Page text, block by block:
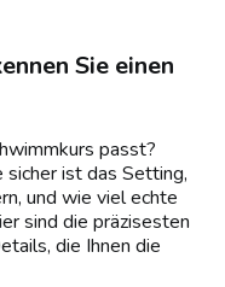
Sie einen
passt?
ist das Setting,
und wie viel echte
sind die präzisesten
die Ihnen die